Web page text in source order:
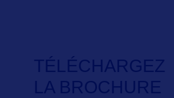
TÉLÉCHARGEZ
LA BROCHURE